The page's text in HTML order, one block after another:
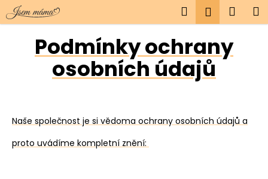
Přejít
na
obsah
Hledat
Podmínky ochrany
osobních údajů
Naše společnost je si vědoma ochrany osobních údajů a
proto uvádíme kompletní znění:
o
t
ř